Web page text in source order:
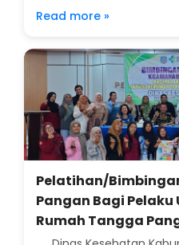
Read more »
Pelatihan/
Pangan Bagi
Rumah Tangga